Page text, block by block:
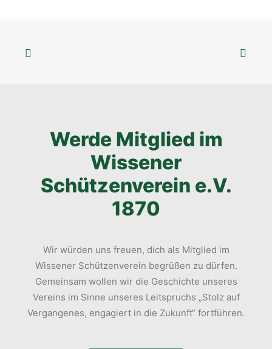
Werde Mitglied im
Wissener
Schützenverein e.V.
1870
Wir würden uns freuen, dich als Mitglied im
Wissener Schützenverein begrüßen zu dürfen.
Gemeinsam wollen wir die Geschichte unseres
Vereins im Sinne unseres Leitspruchs „Stolz auf
Vergangenes, engagiert in die Zukunft“ fortführen.